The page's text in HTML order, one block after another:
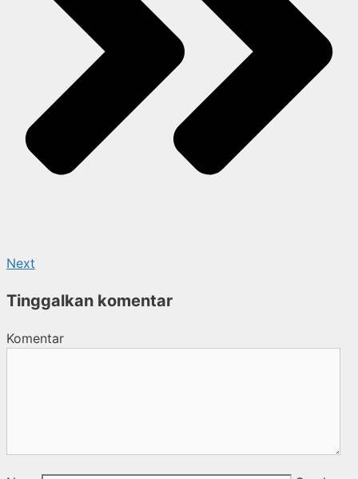
Next
Tinggalkan komentar
Komentar